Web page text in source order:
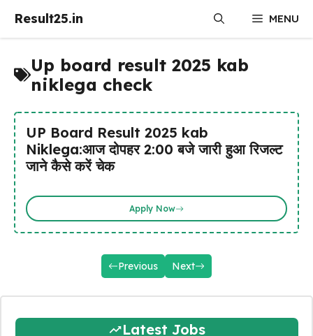
Result25.in MENU
Up board result 2025 kab
niklega check
UP Board Result 2025 kab
Niklega:आज दोपहर 2:00 बजे जारी हुआ रिजल्ट
जाने कैसे करें चेक
Apply Now
Previous Next
Latest Jobs